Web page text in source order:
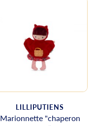
LILLIPUTIENS
Marionnette "chaperon